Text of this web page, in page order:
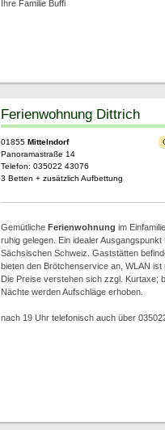
Ihre Familie Buffi
Ferienwohnung Dittrich
01855 Mittelndorf
Panoramastraße 14
Telefon: 035022 43076
3 Betten + zusätzlich Aufbettung
Gemütliche Ferienwohnung im
ruhig gelegen. Ein idealer
Sächsischen Schweiz. Gaststätten
bieten den Brötchenservice an, WLAN ist
Die Preise verstehen sich zzgl. Kurtaxe;
Nächte werden Aufschläge erhoben.
nach 19 Uhr telefonisch auch über